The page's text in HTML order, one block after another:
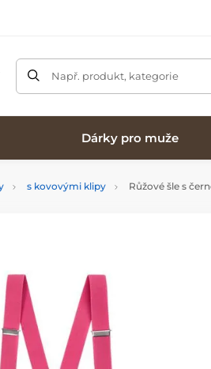
Např. produkt, kategorie
Dárky pro muže
s kovovými klipy Růžové šle s